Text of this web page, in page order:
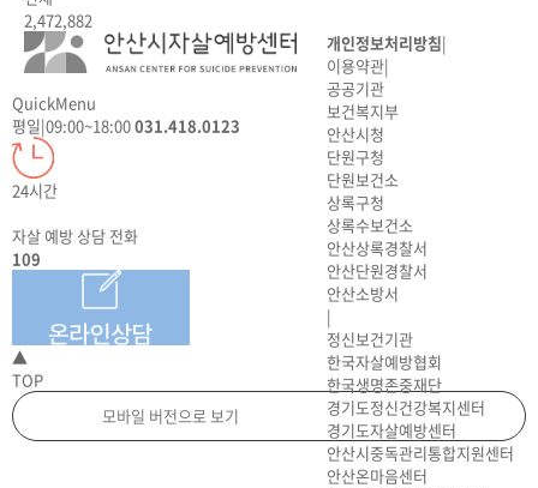
2,472,882
개인정보처리방침|
이용약관|
공공기관
보건복지부
안산시청
단원구청
단원보건소
상록구청
상록수보건소
안산상록경찰서
안산단원경찰서
안산소방서
|
정신보건기관
한국자살예방협회
한국생명존중재단
경기도정신건강복지센터
경기도자살예방센터
안산시중독관리통합지원센터
안산온마음센터
QuickMenu
평일|09:00~18:00031.418.0123
24시간
자살 예방 상담 전화
109
▲
TOP
모바일 버전으로 보기